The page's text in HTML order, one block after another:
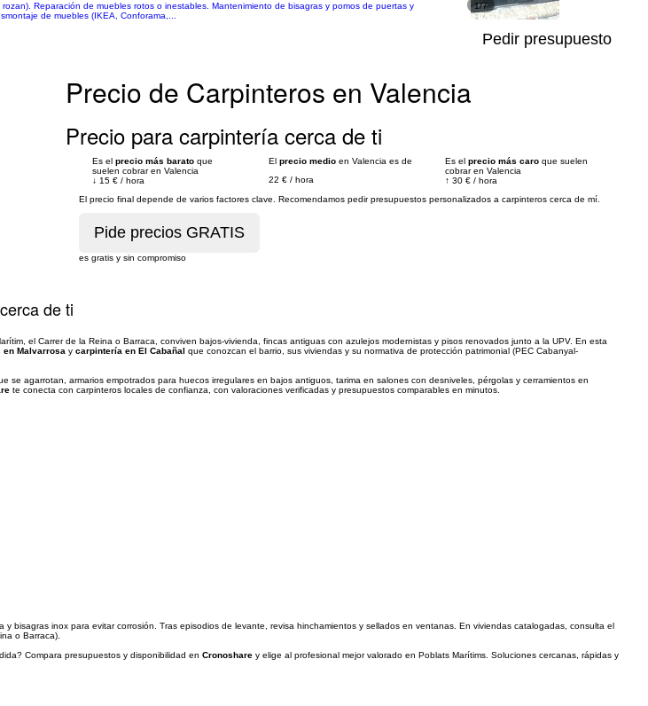
Reparación de muebles rotos o inestables. Mantenimiento de bisagras y pomos de puertas y
de muebles (IKEA, Conforama,...
1/7
Pedir presupuesto
Precio de Carpinteros en Valencia
Precio para carpintería cerca de ti
Es el precio más barato que
suelen cobrar en Valencia
↓ 15 € / hora
El precio medio en Valencia es de
22 € / hora
Es el precio más caro que suelen
cobrar en Valencia
↑ 30 € / hora
El precio final depende de varios factores clave. Recomendamos pedir presupuestos personalizados a carpinteros cerca de mí.
es gratis y sin compromiso
de ti
el Carrer de la Reina o Barraca, conviven bajos-vivienda, fincas antiguas con azulejos modernistas y pisos renovados junto a la UPV. En esta
en Malvarrosa y carpintería en El Cabañal que conozcan el barrio, sus viviendas y su normativa de protección patrimonial (PEC Cabanyal-
agarrotan, armarios empotrados para huecos irregulares en bajos antiguos, tarima en salones con desniveles, pérgolas y cerramientos en
te conecta con carpinteros locales de confianza, con valoraciones verificadas y presupuestos comparables en minutos.
bisagras inox para evitar corrosión. Tras episodios de levante, revisa hinchamientos y sellados en ventanas. En viviendas catalogadas, consulta el
o Barraca).
Compara presupuestos y disponibilidad en Cronoshare y elige al profesional mejor valorado en Poblats Marítims. Soluciones cercanas, rápidas y